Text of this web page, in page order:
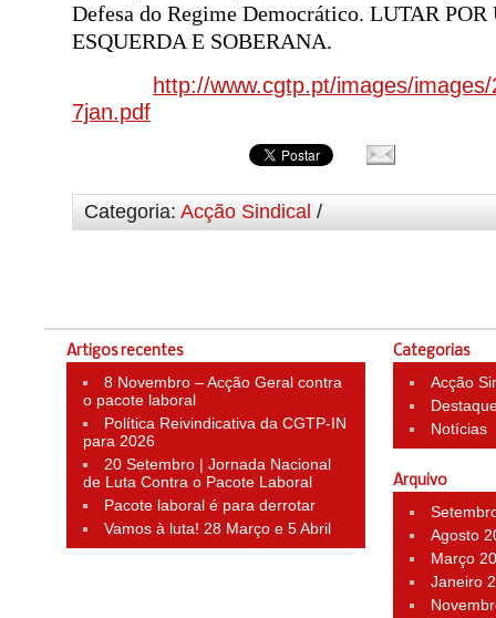
Defesa do Regime Democrático. LUTAR
ESQUERDA E SOBERANA.
http://www.cgtp.pt/images/
7jan.pdf
Categoria: Acção Sindical /
Artigos recentes
8 Novembro – Acção Geral contra
o pacote laboral
Política Reivindicativa da CGTP-IN
para 2026
20 Setembro | Jornada Nacional
de Luta Contra o Pacote Laboral
Pacote laboral é para derrotar
Vamos à luta! 28 Março e 5 Abril
Categorias
Acção
Notícias
Arquivo
Agosto
Março
Janeiro